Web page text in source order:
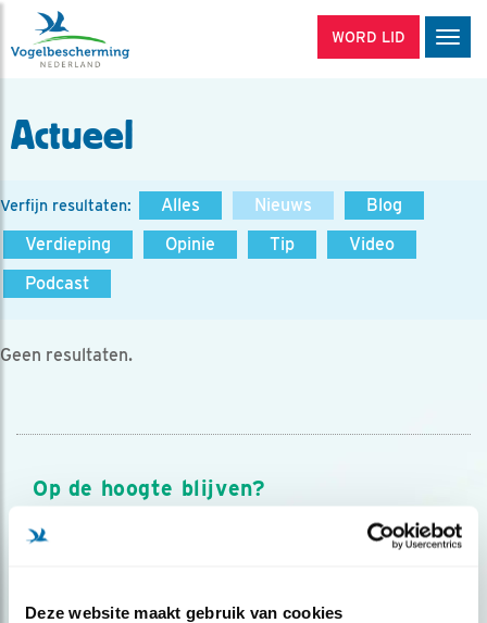
Deze website maakt gebruik van cookies
WORD LID
Actueel
Verfijn resultaten: Alles Nieuws
Blog
Verdieping
Opinie Tip
Video
Podcast
Geen resultaten.
Op de hoogte blijven?
Meld je aan en ontvang nieuws, inspiratie, acties en tips
over vogels en activiteiten van Vogelbescherming.